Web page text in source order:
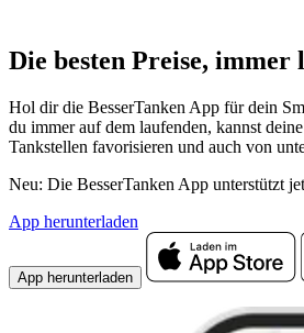
Die besten Preise, immer
Hol dir die BesserTanken App für dein
du immer auf dem laufenden, kannst
Tankstellen favorisieren und auch von
Neu: Die BesserTanken App unterstützt
App herunterladen
App herunterladen